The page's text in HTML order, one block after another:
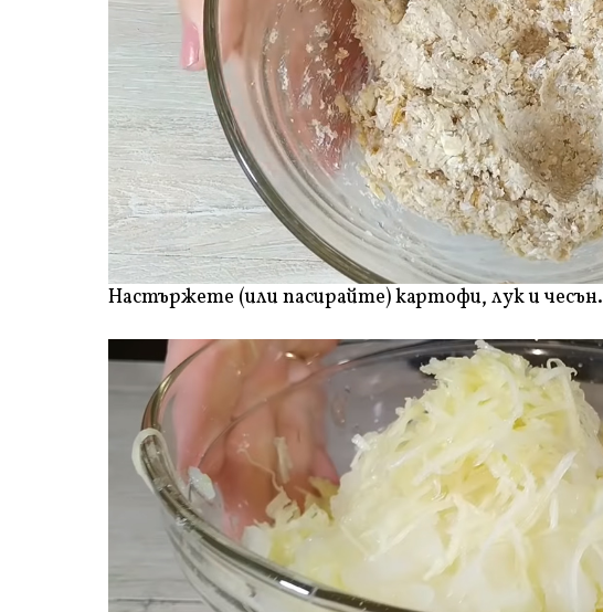
Настържете (или пасирайте) картофи, лук и чесън.